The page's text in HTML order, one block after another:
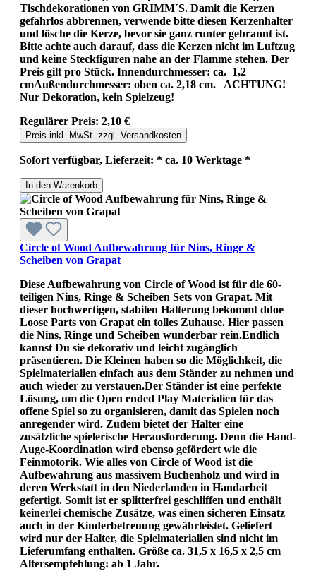
Tischdekorationen von GRIMM´S. Damit die Kerzen
gefahrlos abbrennen, verwende bitte diesen Kerzenhalter
und lösche die Kerze, bevor sie ganz runter gebrannt ist.
Bitte achte auch darauf, dass die Kerzen nicht im Luftzug
und keine Steckfiguren nahe an der Flamme stehen. Der
Preis gilt pro Stück. Innendurchmesser: ca. 1,2
cmAußendurchmesser: oben ca. 2,18 cm. ACHTUNG!
Nur Dekoration, kein Spielzeug!
Regulärer Preis: 2,10 €
Preis inkl. MwSt. zzgl. Versandkosten
Sofort verfügbar, Lieferzeit: * ca. 10 Werktage *
In den Warenkorb
Circle of Wood Aufbewahrung für Nins, Ringe &
Scheiben von Grapat
Diese Aufbewahrung von Circle of Wood ist für die 60-
teiligen Nins, Ringe & Scheiben Sets von Grapat. Mit
dieser hochwertigen, stabilen Halterung bekommt ddoe
Loose Parts von Grapat ein tolles Zuhause. Hier passen
die Nins, Ringe und Scheiben wunderbar rein.Endlich
kannst Du sie dekorativ und leicht zugänglich
präsentieren. Die Kleinen haben so die Möglichkeit, die
Spielmaterialien einfach aus dem Ständer zu nehmen und
auch wieder zu verstauen.Der Ständer ist eine perfekte
Lösung, um die Open ended Play Materialien für das
offene Spiel so zu organisieren, damit das Spielen noch
anregender wird. Zudem bietet der Halter eine
zusätzliche spielerische Herausforderung. Denn die Hand-
Auge-Koordination wird ebenso gefördert wie die
Feinmotorik. Wie alles von Circle of Wood ist die
Aufbewahrung aus massivem Buchenholz und wird in
deren Werkstatt in den Niederlanden in Handarbeit
gefertigt. Somit ist er splitterfrei geschliffen und enthält
keinerlei chemische Zusätze, was einen sicheren Einsatz
auch in der Kinderbetreuung gewährleistet. Geliefert
wird nur der Halter, die Spielmaterialien sind nicht im
Lieferumfang enthalten. Größe ca. 31,5 x 16,5 x 2,5 cm
Altersempfehlung: ab 1 Jahr.